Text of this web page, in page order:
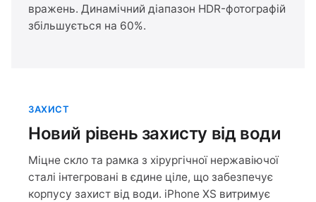
вражень. Динамічний діапазон HDR-фотографій
збільшується на 60%.
ЗАХИСТ
Новий рівень захисту від води
Міцне скло та рамка з хірургічної нержавіючої
сталі інтегровані в єдине ціле, що забезпечує
корпусу захист від води. iPhone XS витримує